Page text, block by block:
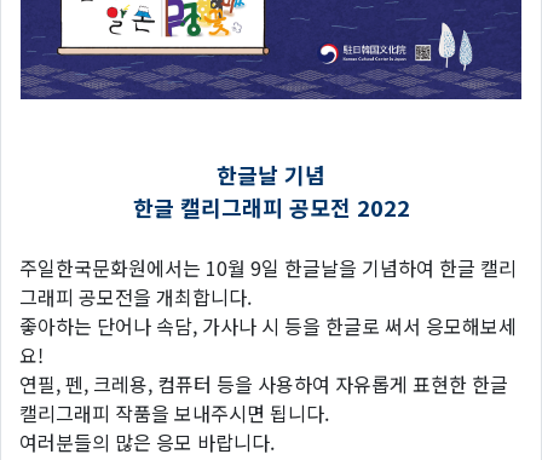
한글날 기념
한글 캘리그래피 공모전 2022
주일한국문화원에서는 10월 9일 한글날을 기념하여 한글 캘리
그래피 공모전을 개최합니다.
좋아하는 단어나 속담, 가사나 시 등을 한글로 써서 응모해보세
요!
연필, 펜, 크레용, 컴퓨터 등을 사용하여 자유롭게 표현한 한글
캘리그래피 작품을 보내주시면 됩니다.
여러분들의 많은 응모 바랍니다.